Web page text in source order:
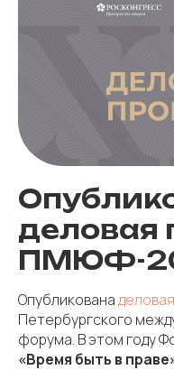
деловая
ПМЮФ-
Опубликована
Петербургского
форума. В этом году
«Время быть в